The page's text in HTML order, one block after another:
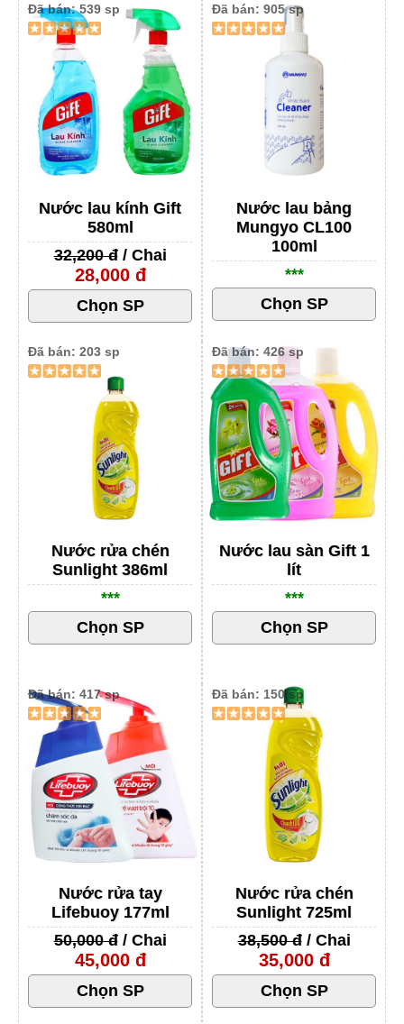
Nước lau bảng
Mungyo CL100
100ml
***
Đã bán: 905 sp
Nước lau kính Gift
580ml
32,200 đ/ Chai
28,000 đ
Đã bán: 539 sp
Nước lau sàn Gift 1
lít
***
Đã bán: 426 sp
Nước rửa chén
Sunlight 386ml
***
Đã bán: 203 sp
Nước rửa chén
Sunlight 725ml
38,500 đ/ Chai
35,000 đ
Đã bán: 150 sp
Nước rửa tay
Lifebuoy 177ml
50,000 đ/ Chai
45,000 đ
Đã bán: 417 sp